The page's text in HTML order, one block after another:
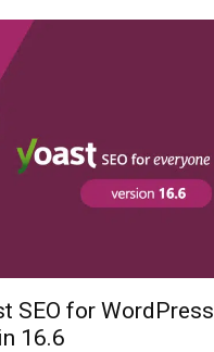
SEO for WordPress
16.6